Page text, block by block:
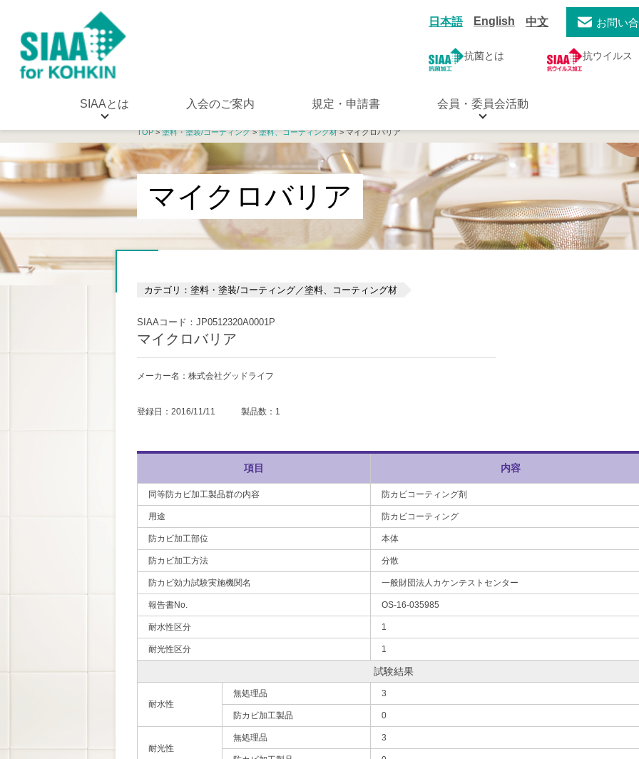
日本語 English 中文 お問い
抗菌とは 抗ウイルス
SIAAとは 入会のご案内 規定・申請書 会員・委員会活動
TOP>塗料・塗装/コーティング>塗料、コーティング材> マイクロバリア
マイクロバリア
カテゴリ：塗料・塗装/コーティング／塗料、コーティング材
SIAAコード：JP0512320A0001P
マイクロバリア
メーカー名：株式会社グッドライフ
登録日：2016/11/11 製品数：1
項目 内容
同等防カビ加工製品群の内容 防カビコーティング剤
用途 防カビコーティング
防カビ加工部位 本体
防カビ加工方法 分散
防カビ効力試験実施機関名 一般財団法人カケンテストセンター
報告書No. OS-16-035985
耐水性区分 1
耐光性区分 1
試験結果
耐水性
無処理品 3
防カビ加工製品 0
耐光性
無処理品 3